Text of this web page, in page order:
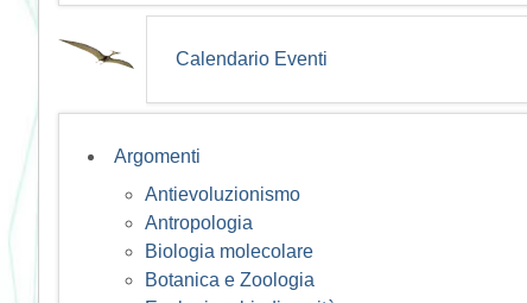
Calendario Eventi
Argomenti
Antievoluzionismo
Antropologia
Biologia molecolare
Botanica e Zoologia